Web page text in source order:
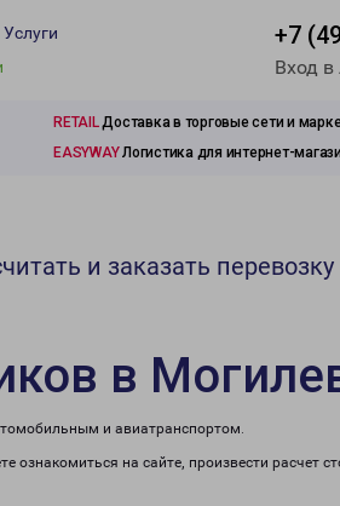
Услуги
+7
Вход
RETAILДоставка в торговые сети и
EASYWAYЛогистика для интернет-
и заказать перевозку
в
и авиатранспортом.
на сайте, произвести расчет